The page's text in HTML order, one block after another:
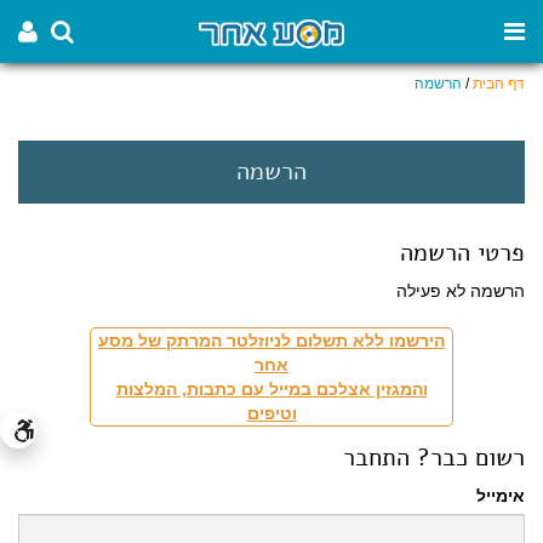
דף הבית/ הרשמה
הרשמה
פרטי הרשמה
הרשמה לא פעילה
הירשמו ללא תשלום לניוזלטר המרתק של מסע
אחר
והמגזין אצלכם במייל עם כתבות, המלצות
וטיפים
רשום כבר? התחבר
אימייל